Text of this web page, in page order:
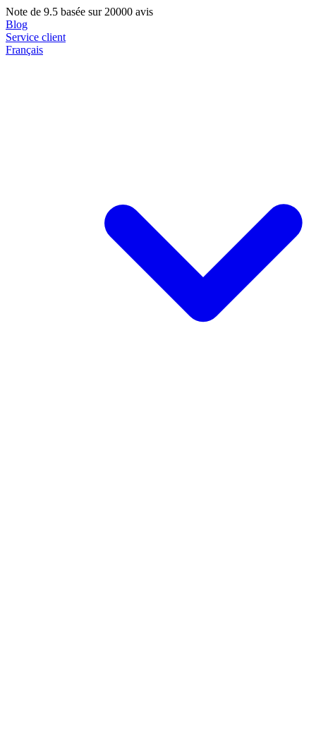
Note de 9.5 basée sur 20000 avis
Blog
Service client
Français